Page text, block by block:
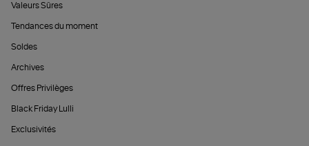
Valeurs Sûres
Tendances du moment
Soldes
Archives
Offres Privilèges
Black Friday Lulli
Exclusivités